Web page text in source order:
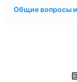
Общие вопросы